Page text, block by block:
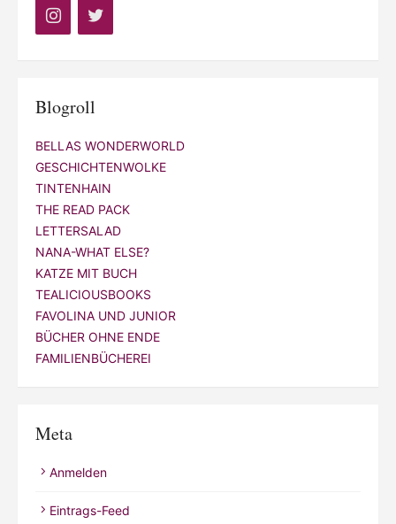
Blogroll
BELLAS WONDERWORLD
GESCHICHTENWOLKE
TINTENHAIN
THE READ PACK
LETTERSALAD
NANA-WHAT ELSE?
KATZE MIT BUCH
TEALICIOUSBOOKS
FAVOLINA UND JUNIOR
BÜCHER OHNE ENDE
FAMILIENBÜCHEREI
Meta
Anmelden
Eintrags-Feed